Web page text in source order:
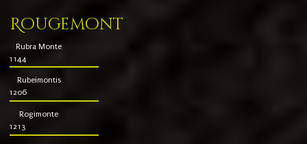
Rougemont
Rubra Monte
1144
Rubeimontis
1206
Rogimonte
1213